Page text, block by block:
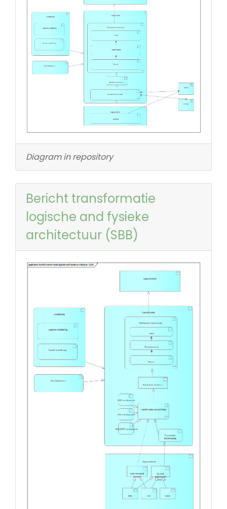
Diagram in repository
Bericht transformatie
logische and fysieke
architectuur (SBB)